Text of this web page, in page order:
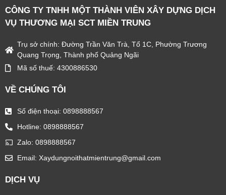
r
c
f
o
:
CÔNG TY TNHH MỘT THÀNH VIÊN XÂY DỰNG DỊCH
VỤ THƯƠNG MẠI SCT MIỀN TRUNG
Trụ sở chính: Đường Trần Văn Trà, Tổ 1C, Phường Trương
Quang Trọng, Thành phố Quảng Ngãi
Mã số thuế: 4300886530
VỀ CHÚNG TÔI
Số điện thoại: 0898888567
Hotline: 0898888567
Zalo: 0898888567
Email: Xaydungnoithatmientrung@gmail.com
DỊCH VỤ